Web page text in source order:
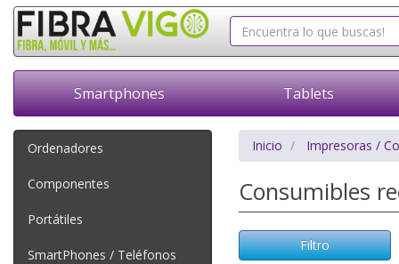
Smartphones Tablets
Ordenadores
Componentes
Portátiles
SmartPhones / Teléfonos
Inicio Impresoras /
Consumibles
Filtro